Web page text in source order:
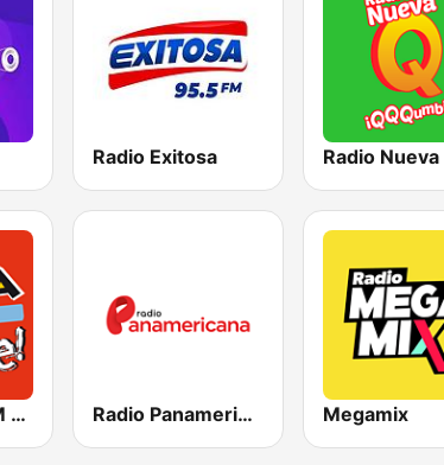
Radio Exitosa Radio Nueva
Radio Moda FM 97.3 Radio Panamericana Megamix